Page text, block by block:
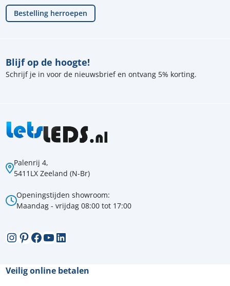
Palenrij 4,
5411LX Zeeland (N-Br)
Openingstijden showroom:
Maandag - vrijdag 08:00 tot 17:00
Instagram
Pinterest
Facebook
YouTube
LinkedIn
Blijf op de hoogte!
Schrijf je in voor de nieuwsbrief en ontvang 5% korting.
Bestelling herroepen
Veilig online betalen